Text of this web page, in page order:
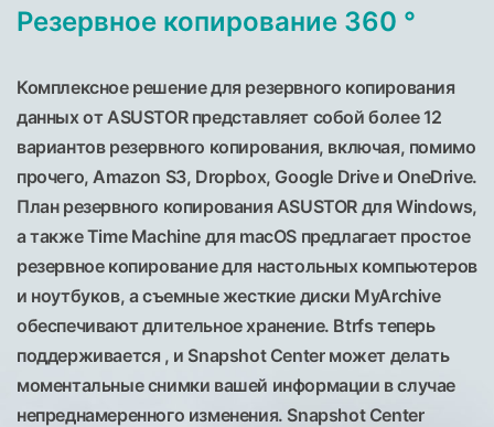
Резервное копирование 360 °
Комплексное решение для резервного копирования
данных от ASUSTOR представляет собой более 12
вариантов резервного копирования, включая, помимо
прочего, Amazon S3, Dropbox, Google Drive и OneDrive.
План резервного копирования ASUSTOR для Windows,
а также Time Machine для macOS предлагает простое
резервное копирование для настольных компьютеров
и ноутбуков, а съемные жесткие диски MyArchive
обеспечивают длительное хранение. Btrfs теперь
поддерживается , и Snapshot Center может делать
моментальные снимки вашей информации в случае
непреднамеренного изменения. Snapshot Center